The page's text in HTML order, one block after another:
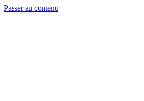
Passer au contenu